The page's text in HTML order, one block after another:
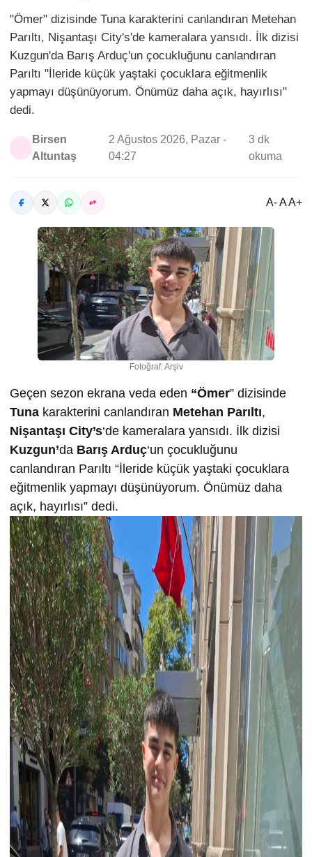
"Ömer" dizisinde Tuna karakterini canlandıran Metehan
Parıltı, Nişantaşı City's'de kameralara yansıdı. İlk dizisi
Kuzgun'da Barış Arduç'un çocukluğunu canlandıran
Parıltı "İleride küçük yaştaki çocuklara eğitmenlik
yapmayı düşünüyorum. Önümüz daha açık, hayırlısı"
dedi.
Birsen
Altuntaş
2 Ağustos 2026, Pazar -
04:27
3 dk
okuma
A- A A+
Fotoğraf: Arşiv
Geçen sezon ekrana veda eden “Ömer” dizisinde
Tuna karakterini canlandıran Metehan Parıltı,
Nişantaşı City’s‘de kameralara yansıdı. İlk dizisi
Kuzgun’da Barış Arduç‘un çocukluğunu
canlandıran Parıltı “İleride küçük yaştaki çocuklara
eğitmenlik yapmayı düşünüyorum. Önümüz daha
açık, hayırlısı” dedi.